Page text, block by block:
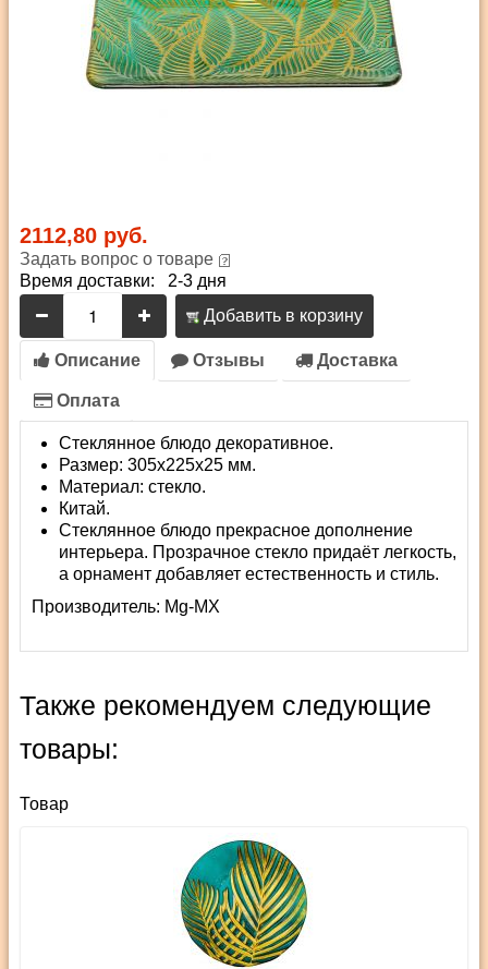
2112,80 руб.
Задать вопрос о товаре
Время доставки: 2-3 дня
Добавить в корзину
Описание Отзывы Доставка
Оплата
Стеклянное блюдо декоративное.
Размер: 305х225х25 мм.
Материал: стекло.
Китай.
Стеклянное блюдо прекрасное дополнение
интерьера. Прозрачное стекло придаёт легкость,
а орнамент добавляет естественность и стиль.
Производитель: Mg-MX
Также рекомендуем следующие
товары:
Товар